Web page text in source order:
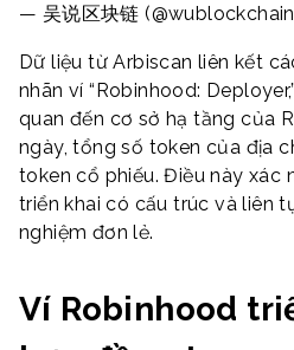
— 吴说区块链
Dữ liệu từ Arbiscan liên kết
nhãn ví “Robinhood:
quan đến cơ sở hạ tầng của
ngày, tổng số token của địa
token cổ phiếu. Điều này xác
triển khai có cấu trúc và liên
nghiệm đơn lẻ.
Ví Robinhood